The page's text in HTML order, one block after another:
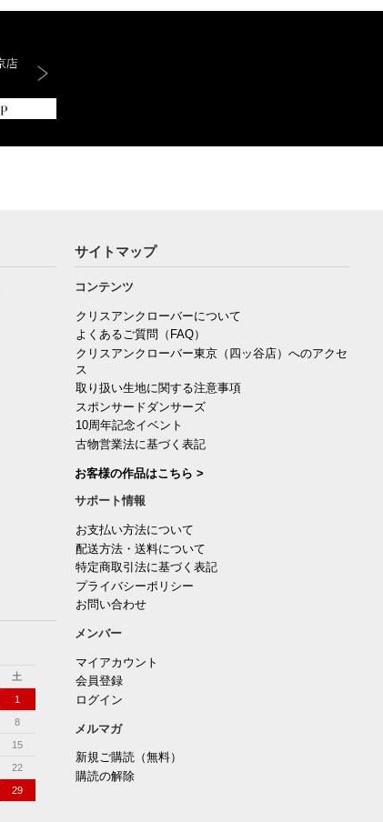
土
1
8
15
22
29
サイトマップ
コンテンツ
クリスアンクローバーについて
よくあるご質問（FAQ）
クリスアンクローバー東京（四ッ谷店）へのアクセ
ス
取り扱い生地に関する注意事項
スポンサードダンサーズ
10周年記念イベント
古物営業法に基づく表記
お客様の作品はこちら >
サポート情報
お支払い方法について
配送方法・送料について
特定商取引法に基づく表記
プライバシーポリシー
お問い合わせ
メンバー
マイアカウント
会員登録
ログイン
メルマガ
新規ご購読（無料）
購読の解除